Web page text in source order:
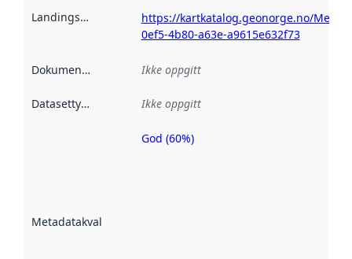
Landingsside
https://kartkatalog.geonorge.no/
0ef5-4b80-a63e-a9615e632f73
Dokumentasjon Ikke oppgitt
Datasettype Ikke oppgitt
Metadatakvalitet
Metadatakvalitet
God (60%)